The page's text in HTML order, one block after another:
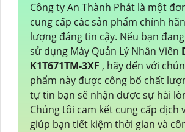
Công ty An Thành Phát là một
cung cấp các sản phẩm chính
lượng đáng tin cậy. Nếu bạn
sử dụng Máy Quản Lý Nhân Viên
K1T671TM-3XF , hãy đến với
phẩm này được công bố chất
tự tin bạn sẽ nhận được sự hài
Chúng tôi cam kết cung cấp dịch
giúp bạn tiết kiệm thời gian và